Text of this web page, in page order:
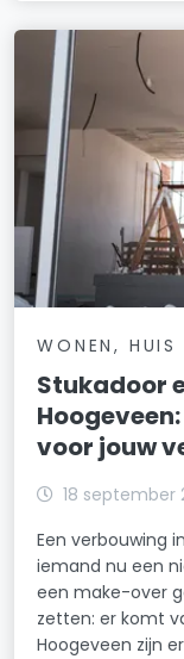
WONEN, HUIS
Stukadoor
voor jouw
18 september
Een verbouwing
iemand nu een
een make-over
zetten: er komt
Hoogeveen zijn